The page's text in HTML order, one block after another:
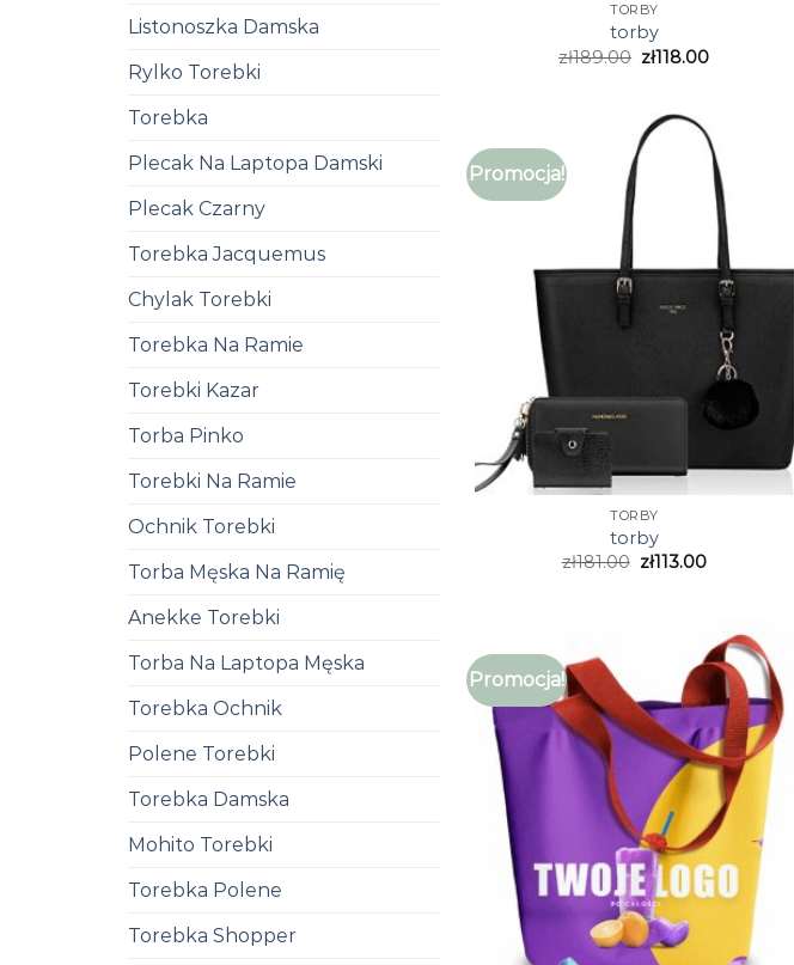
Listonoszka Damska
Rylko Torebki
Torebka
Plecak Na Laptopa Damski
Plecak Czarny
Torebka Jacquemus
Chylak Torebki
Torebka Na Ramie
Torebki Kazar
Torba Pinko
Torebki Na Ramie
Ochnik Torebki
Torba Męska Na Ramię
Anekke Torebki
Torba Na Laptopa Męska
Torebka Ochnik
Polene Torebki
Torebka Damska
Mohito Torebki
Torebka Polene
Torebka Shopper
TORBY
torby
zł189.00 zł118.00
Promocja!
TORBY
torby
zł181.00 zł113.00
Promocja!